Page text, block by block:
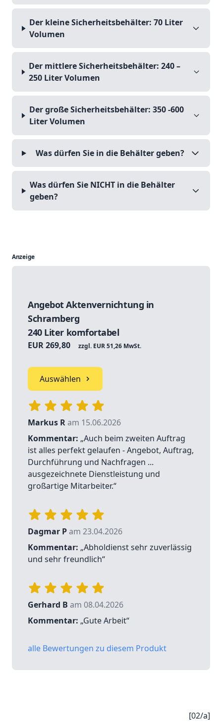
Der kleine Sicherheitsbehälter: 70 Liter
Volumen
Der mittlere Sicherheitsbehälter: 240 –
250 Liter Volumen
Der große Sicherheitsbehälter: 350 -600
Liter Volumen
Was dürfen Sie in die Behälter geben?
Was dürfen Sie NICHT in die Behälter
geben?
Anzeige
Angebot Aktenvernichtung in
Schramberg
240 Liter komfortabel
EUR 269,80 zzgl. EUR 51,26 MwSt.
Auswählen
Markus Ram 15.06.2026
Kommentar: „Auch beim zweiten Auftrag
ist alles perfekt gelaufen - Angebot, Auftrag,
Durchführung und Nachfragen ...
ausgezeichnete Dienstleistung und
großartige Mitarbeiter.“
Dagmar Pam 23.04.2026
Kommentar: „Abholdienst sehr zuverlässig
und sehr freundlich“
Gerhard B am 08.04.2026
Kommentar: „Gute Arbeit“
alle Bewertungen zu diesem Produkt
[02/a]